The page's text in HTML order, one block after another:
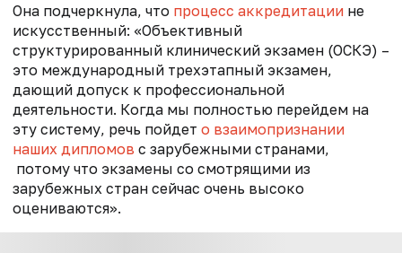
Она подчеркнула, что процесс аккредитации не
искусственный: «Объективный
структурированный клинический экзамен (ОСКЭ) –
это международный трехэтапный экзамен,
дающий допуск к профессиональной
деятельности. Когда мы полностью перейдем на
эту систему, речь пойдет о взаимопризнании
наших дипломов с зарубежными странами,
потому что экзамены со смотрящими из
зарубежных стран сейчас очень высоко
оцениваются».